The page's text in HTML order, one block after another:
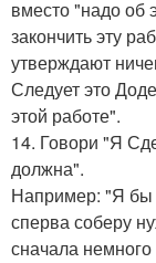
вместо "надо об
закончить эту
утверждают
Следует это
этой работе".
14. Говори "Я
должна".
Например: "Я бы
сперва соберу
сначала